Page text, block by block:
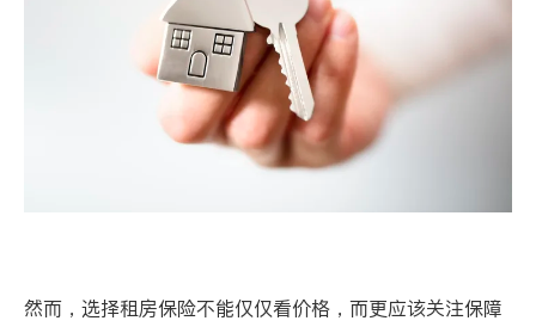
然而，选择租房保险不能仅仅看价格，而更应该关注保障